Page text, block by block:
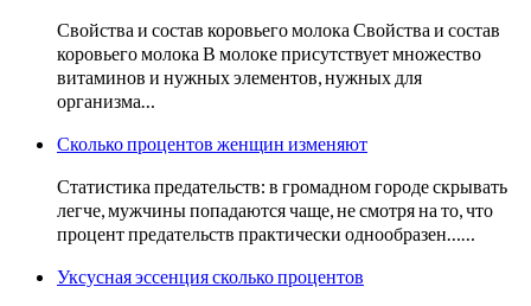
Свойства и состав коровьего молока Свойства и состав
коровьего молока В молоке присутствует множество
витаминов и нужных элементов, нужных для
организма…
Сколько процентов женщин изменяют
Статистика предательств: в громадном городе скрывать
легче, мужчины попадаются чаще, не смотря на то, что
процент предательств практически однообразен……
Уксусная эссенция сколько процентов